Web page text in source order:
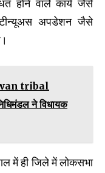
होने वाले कार्य जैसे
कंटीन्यूअस अपडेशन जैसे
tribal
ने विधायक
में ही जिले में लोकसभा